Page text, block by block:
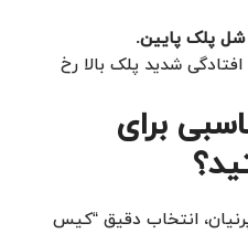
پلک پایین.
شدید پلک بالا رخ
برای
انتخاب دقیق “کیس